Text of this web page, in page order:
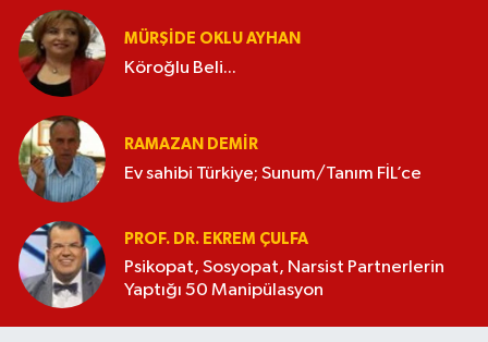
MÜRŞIDE OKLU AYHAN
Köroğlu Beli...
RAMAZAN DEMİR
Ev sahibi Türkiye; Sunum/Tanım FİL’ce
PROF. DR. EKREM ÇULFA
Psikopat, Sosyopat, Narsist Partnerlerin
Yaptığı 50 Manipülasyon